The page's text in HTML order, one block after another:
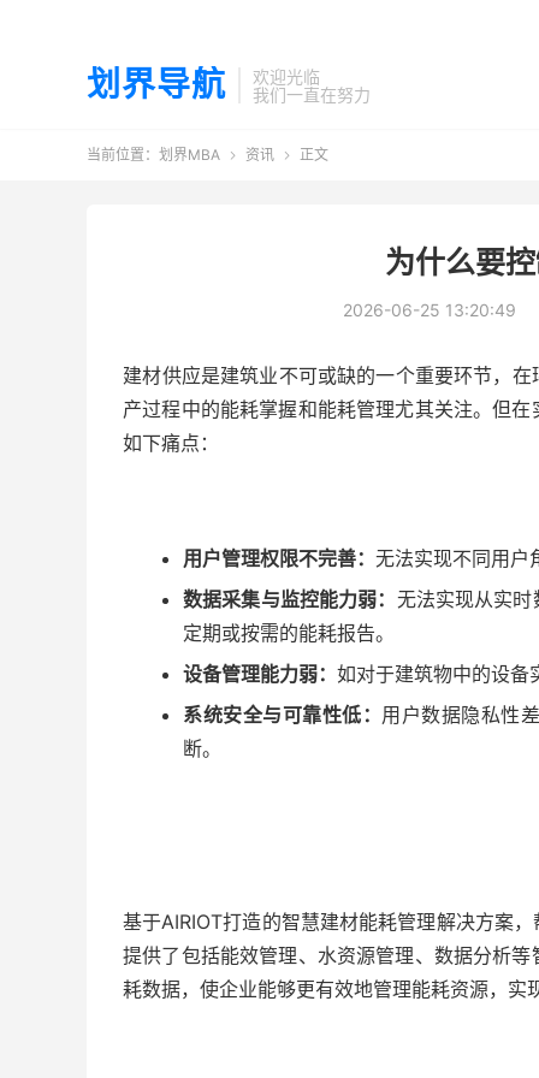
划界导航
欢迎光临
我们一直在努力
当前位置： 划界MBA  资讯  正文
为什么要
2026-06-25 13:20:49
建材供应是建筑业不可或缺的一个重要环节，
产过程中的能耗掌握和能耗管理尤其关注。但
如下痛点：
用户管理权限不完善： 无法实现不同用户
数据采集与监控能力弱： 无法实现从实
定期或按需的能耗报告。
设备管理能力弱： 如对于建筑物中的设备
系统安全与可靠性低： 用户数据隐私性
断。
基于AIRIOT打造的智慧建材能耗管理解决方案
提供了包括能效管理、水资源管理、数据分析
耗数据，使企业能够更有效地管理能耗资源，实